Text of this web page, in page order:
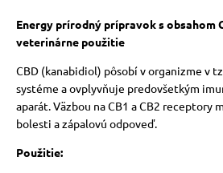
Energy prírodný prípravok s obsahom
veterinárne použitie
CBD (kanabidiol) pôsobí v organizme v
systéme a ovplyvňuje predovšetkým
aparát.Väzbou na CB1 a CB2 receptory
bolesti a zápalovú odpoveď.
Použitie: